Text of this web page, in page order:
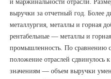
и маржинальности отрасли.
выручки за отчетный год. Более
металлургия, металлы и горная
рентабельные — металлы и
промышленность. По сравнению
положение отраслей сдвинулось
значениям — объем выручки